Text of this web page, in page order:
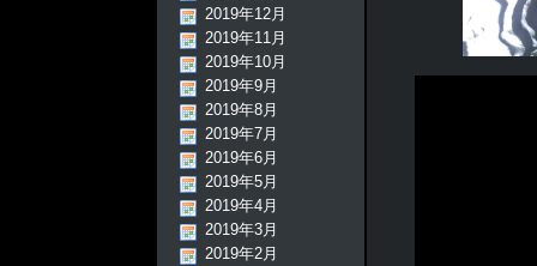
2019年12月
2019年11月
2019年10月
2019年9月
2019年8月
2019年7月
2019年6月
2019年5月
2019年4月
2019年3月
2019年2月